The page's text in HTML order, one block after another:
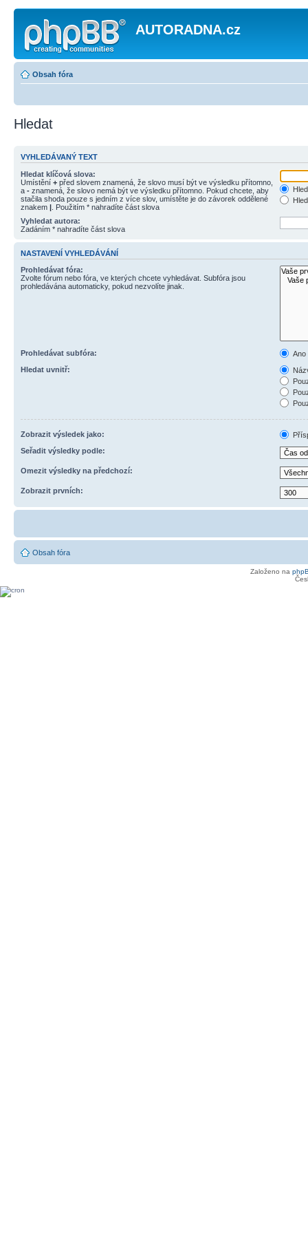
AUTORADNA.cz
Obsah fóra
Hledat
VYHLEDÁVANÝ TEXT
Hledat klíčová slova:
Umístění + před slovem znamená, že slovo musí být ve výsledku přítomno,
a - znamená, že slovo nemá být ve výsledku přítomno. Pokud chcete, aby
stačila shoda pouze s jedním z více slov, umístěte je do závorek oddělené
znakem | . Použitím * nahradíte část slova
Vyhledat autora:
Zadáním * nahradíte část slova
NASTAVENÍ VYHLEDÁVÁNÍ
Prohledávat fóra:
Zvolte fórum nebo fóra, ve kterých chcete vyhledávat. Subfóra jsou
prohledávána automaticky, pokud nezvolíte jinak.
Prohledávat subfóra:
Ano
Hledat uvnitř:
Zobrazit výsledek jako:
Seřadit výsledky podle:
Omezit výsledky na předchozí:
Zobrazit prvních:
Obsah fóra
Založeno na